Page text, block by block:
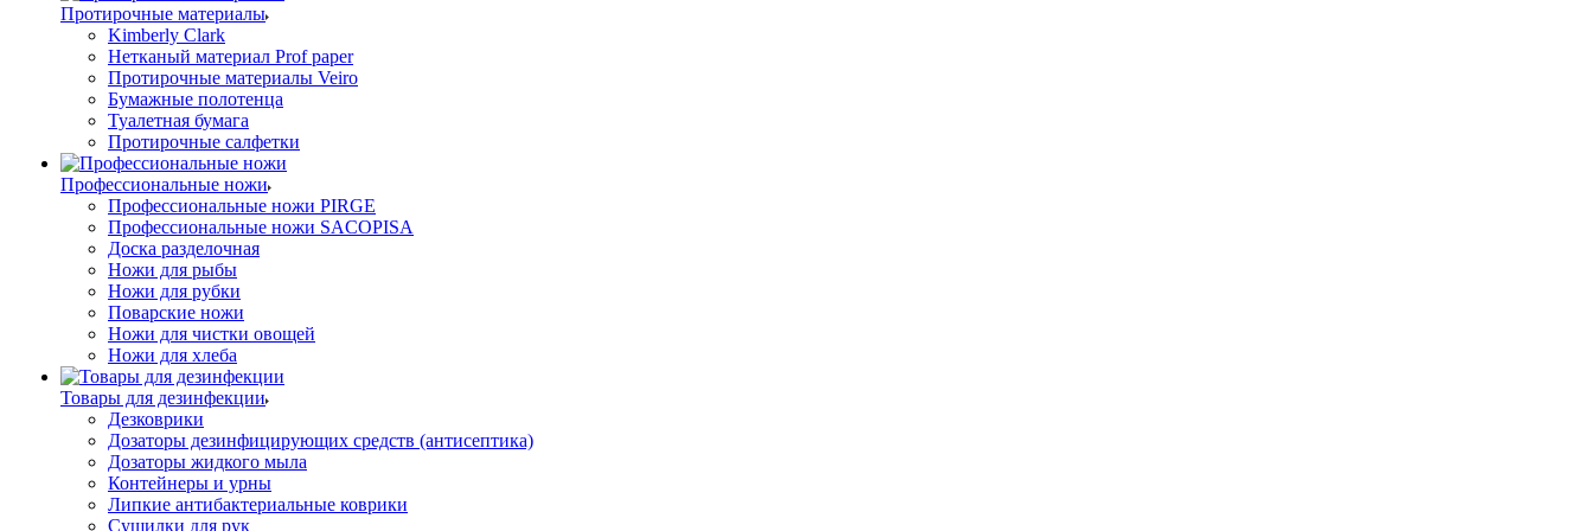
Протирочные материалы
Kimberly Clark
Нетканый материал Prof paper
Протирочные материалы Veiro
Бумажные полотенца
Туалетная бумага
Протирочные салфетки
Профессиональные ножи
Профессиональные ножи PIRGE
Профессиональные ножи SACOPISA
Доска разделочная
Ножи для рыбы
Ножи для рубки
Поварские ножи
Ножи для чистки овощей
Ножи для хлеба
Товары для дезинфекции
Дезковрики
Дозаторы дезинфицирующих средств (антисептика)
Дозаторы жидкого мыла
Контейнеры и урны
Липкие антибактериальные коврики
Сушилки для рук